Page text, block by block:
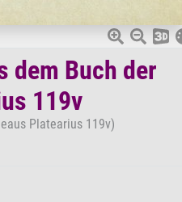
dem Buch der
119v
Platearius 119v)